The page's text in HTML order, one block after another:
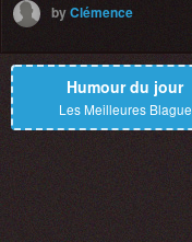
byClémence
Humour du jour
Les Meilleures Blague